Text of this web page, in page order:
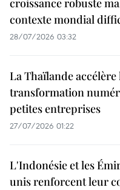
croissance robuste
contexte mondial
28/07/2026 03:32
La Thaïlande accélère
transformation
petites entreprises
27/07/2026 01:22
L'Indonésie et les
unis renforcent leur